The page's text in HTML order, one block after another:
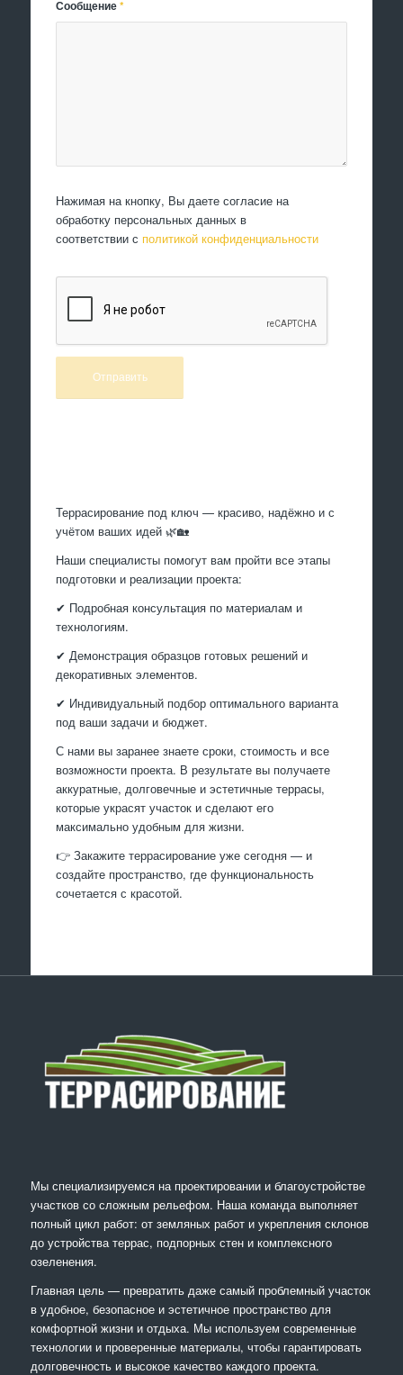
Сообщение*
Нажимая на кнопку, Вы даете согласие на
обработку персональных данных в
соответствии с политикой конфиденциальности
Террасирование под ключ — красиво, надёжно и с
учётом ваших идей 🌿🏡
Наши специалисты помогут вам пройти все этапы
подготовки и реализации проекта:
✔ Подробная консультация по материалам и
технологиям.
✔ Демонстрация образцов готовых решений и
декоративных элементов.
✔ Индивидуальный подбор оптимального варианта
под ваши задачи и бюджет.
С нами вы заранее знаете сроки, стоимость и все
возможности проекта. В результате вы получаете
аккуратные, долговечные и эстетичные террасы,
которые украсят участок и сделают его
максимально удобным для жизни.
👉 Закажите террасирование уже сегодня — и
создайте пространство, где функциональность
сочетается с красотой.
Мы специализируемся на проектировании и благоустройстве
участков со сложным рельефом. Наша команда выполняет
полный цикл работ: от земляных работ и укрепления склонов
до устройства террас, подпорных стен и комплексного
озеленения.
Главная цель — превратить даже самый проблемный участок
в удобное, безопасное и эстетичное пространство для
комфортной жизни и отдыха. Мы используем современные
технологии и проверенные материалы, чтобы гарантировать
долговечность и высокое качество каждого проекта.